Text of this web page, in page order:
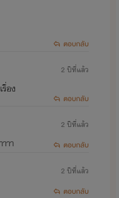
ตอบกลับ
อง
2 ปีที่แล้ว
ตอบกลับ
าา
2 ปีที่แล้ว
ตอบกลับ
2 ปีที่แล้ว
ตอบกลับ